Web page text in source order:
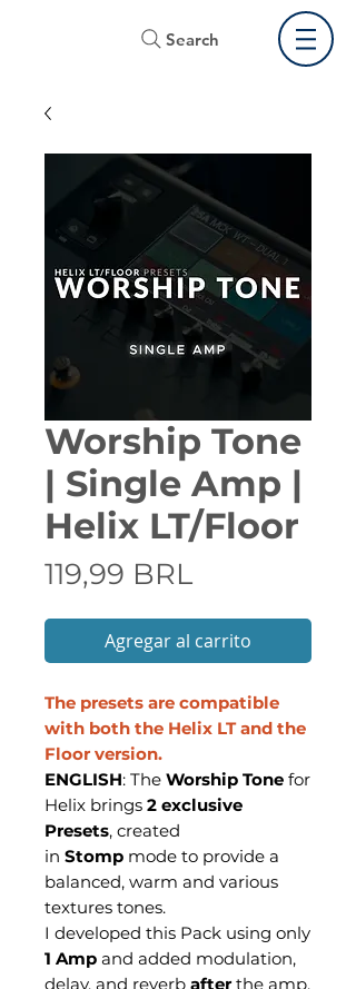
Search
Worship Tone
| Single Amp |
Helix LT/Floor
119,99 BRLPrecio
Agregar al carrito
The presets are compatible
with both the Helix LT and the
Floor version.
ENGLISH: The Worship Tone for
Helix brings 2 exclusive
Presets, created
in Stomp mode to provide a
balanced, warm and various
textures tones.
I developed this Pack using only
1 Amp and added modulation,
delay, and reverb afterthe amp,